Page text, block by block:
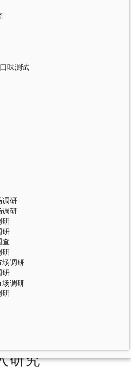
味测试
调研
调研
研
研
查
研
场调研
研
场调研
研
24, 2026
么写：结构框架和关
分析报告怎么
研究